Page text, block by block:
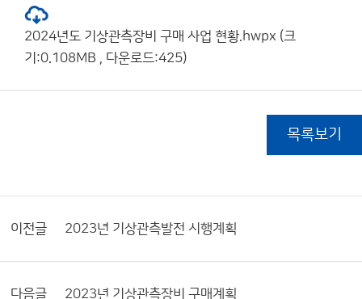
2024년도 기상관측장비 구매 사업 현황.hwpx (크
기:0.108MB , 다운로드:425)
목록보기
이전글 2023년 기상관측발전 시행계획
다음글 2023년 기상관측장비 구매계획